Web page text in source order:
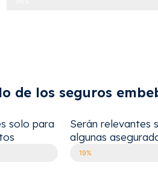
los seguros
solo para
Serán relevantes
algunas
19%